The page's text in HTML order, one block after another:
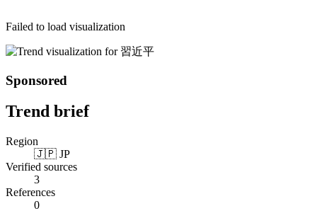
Failed to load visualization
Sponsored
Trend brief
Region
🇯🇵 JP
Verified sources
3
References
0